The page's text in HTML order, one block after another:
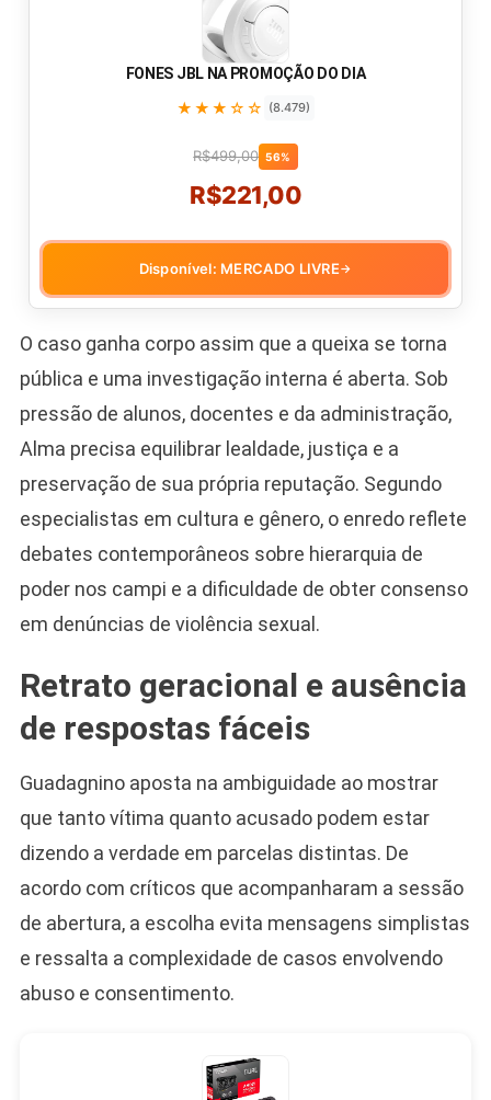
FONES JBL NA PROMOÇÃO DO DIA
★★★☆☆ (8.479)
R$499,00 56%
R$221,00
Disponível: MERCADO LIVRE→
O caso ganha corpo assim que a queixa se torna
pública e uma investigação interna é aberta. Sob
pressão de alunos, docentes e da administração,
Alma precisa equilibrar lealdade, justiça e a
preservação de sua própria reputação. Segundo
especialistas em cultura e gênero, o enredo reflete
debates contemporâneos sobre hierarquia de
poder nos campi e a dificuldade de obter consenso
em denúncias de violência sexual.
Retrato geracional e ausência
de respostas fáceis
Guadagnino aposta na ambiguidade ao mostrar
que tanto vítima quanto acusado podem estar
dizendo a verdade em parcelas distintas. De
acordo com críticos que acompanharam a sessão
de abertura, a escolha evita mensagens simplistas
e ressalta a complexidade de casos envolvendo
abuso e consentimento.